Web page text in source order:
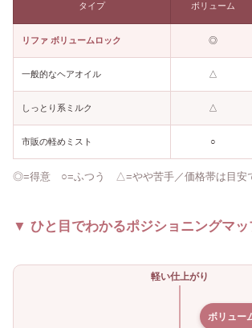
タイプ ボリューム
リファ ボリュームロック ◎
一般的なヘアオイル △
しっとり系ミルク △
市販の軽めミスト ○
◎=得意 ○=ふつう △=やや苦手／価格帯は目安
▼ ひと目でわかるポジショニングマッ
軽い仕上がり
ボリュー